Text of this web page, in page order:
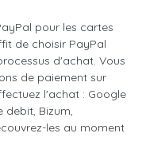
pour les cartes
de choisir PayPal
d'achat. Vous
de paiement sur
l'achat : Google
Bizum,
les au moment